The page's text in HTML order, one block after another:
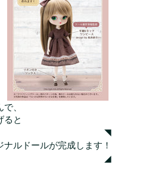
、
ると
◥
ルドールが完成します！
◢